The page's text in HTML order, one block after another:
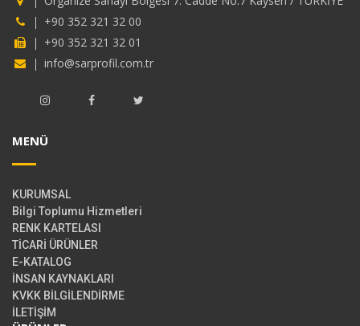
+90 352 321 32 00
+90 352 321 32 01
info@sarprofil.com.tr
MENÜ
KURUMSAL
Bilgi Toplumu Hizmetleri
RENK KARTELASI
TİCARİ ÜRÜNLER
E-KATALOG
İNSAN KAYNAKLARI
KVKK BİLGİLENDİRME
İLETİŞİM